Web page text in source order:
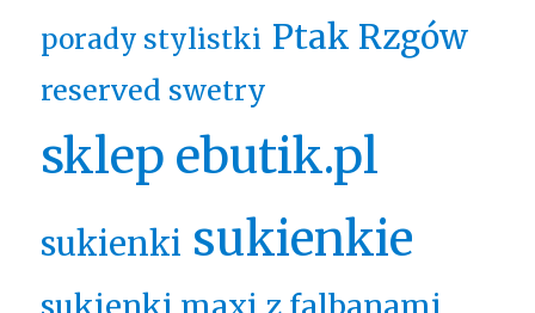
porady stylistki Ptak Rzgów
reserved swetry
sklep ebutik.pl
sukienki sukienkie